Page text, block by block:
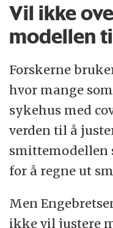
Vil ikke
modellen
Forskerne
hvor mange
sykehus med
verden til å
smittemodellen
for å regne ut
Men
ikke vil justere